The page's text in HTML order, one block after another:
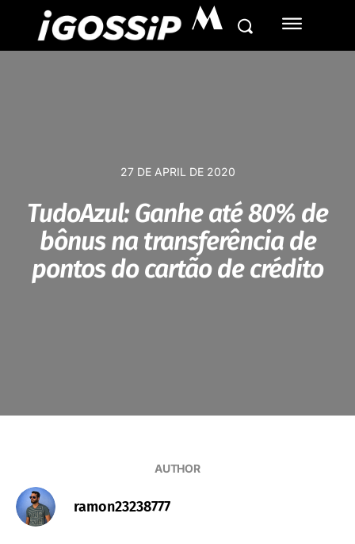
M
27 DE APRIL DE 2020
TudoAzul: Ganhe até 80% de
bônus na transferência de
pontos do cartão de crédito
AUTHOR
ramon23238777